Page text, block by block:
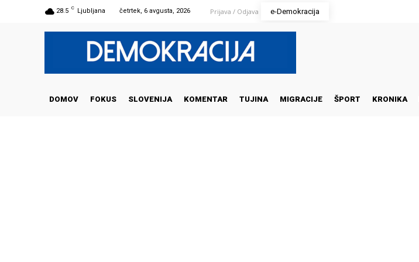
28.5 C Ljubljana četrtek, 6 avgusta, 2026 Prijava / Odjava e-Demokracija
DOMOV FOKUS SLOVENIJA KOMENTAR TUJINA MIGRACIJE ŠPORT KRONIKA